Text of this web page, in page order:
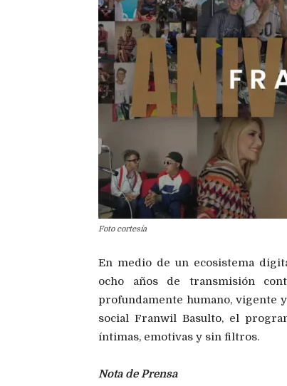
Foto cortesía
En medio de un ecosistema
ocho años de transmisión
profundamente humano, vigente
social Franwil Basulto, el
íntimas, emotivas y sin filtros.
Nota de Prensa